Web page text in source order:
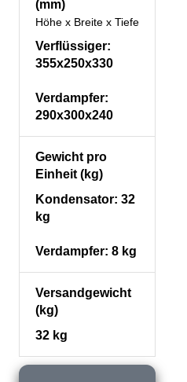
(mm)
Höhe x Breite x Tiefe
Verflüssiger:
355x250x330
Verdampfer:
290x300x240
Gewicht pro
Einheit (kg)
Kondensator: 32
kg
Verdampfer: 8 kg
Versandgewicht
(kg)
32 kg